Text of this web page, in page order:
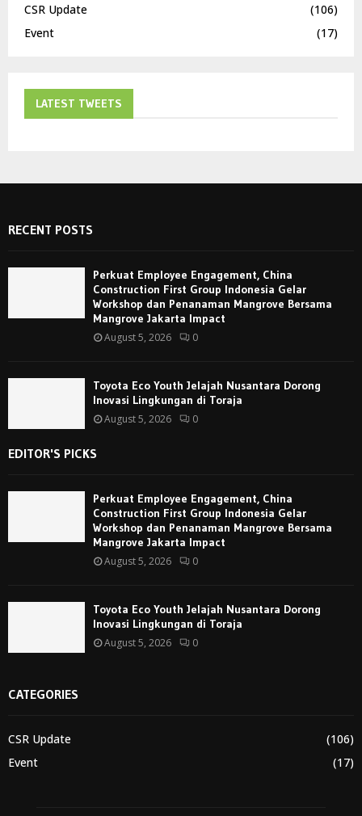
CSR Update
(106)
Event
(17)
LATEST TWEETS
RECENT POSTS
Perkuat Employee Engagement, China
Construction First Group Indonesia Gelar
Workshop dan Penanaman Mangrove Bersama
Mangrove Jakarta Impact
August 5, 2026 0
Toyota Eco Youth Jelajah Nusantara Dorong
Inovasi Lingkungan di Toraja
August 5, 2026 0
EDITOR'S PICKS
Perkuat Employee Engagement, China
Construction First Group Indonesia Gelar
Workshop dan Penanaman Mangrove Bersama
Mangrove Jakarta Impact
August 5, 2026 0
Toyota Eco Youth Jelajah Nusantara Dorong
Inovasi Lingkungan di Toraja
August 5, 2026 0
CATEGORIES
CSR Update
(106)
Event
(17)